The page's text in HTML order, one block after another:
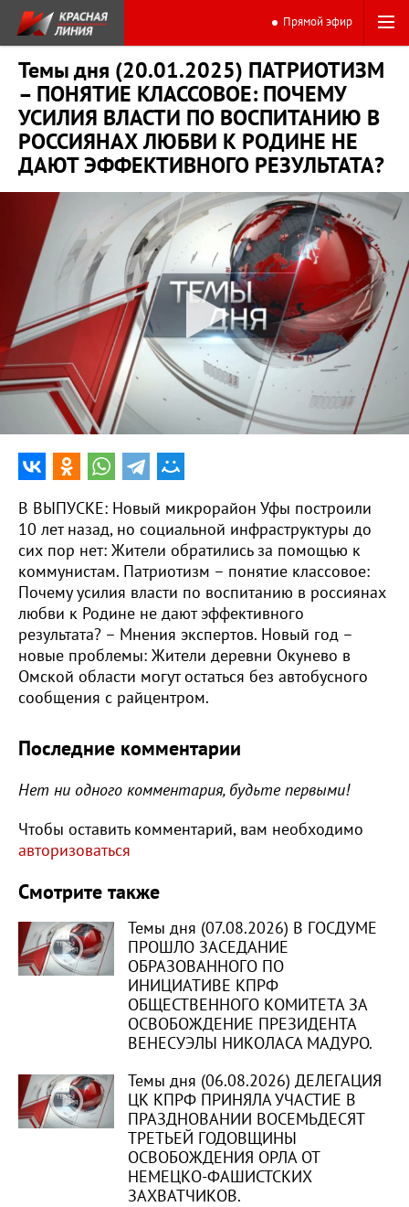
Прямой эфир
Темы дня (20.01.2025) ПАТРИОТИЗМ
– ПОНЯТИЕ КЛАССОВОЕ: ПОЧЕМУ
УСИЛИЯ ВЛАСТИ ПО ВОСПИТАНИЮ В
РОССИЯНАХ ЛЮБВИ К РОДИНЕ НЕ
ДАЮТ ЭФФЕКТИВНОГО РЕЗУЛЬТАТА?
0:00
В ВЫПУСКЕ: Новый микрорайон Уфы построили
10 лет назад, но социальной инфраструктуры до
сих пор нет: Жители обратились за помощью к
коммунистам. Патриотизм – понятие классовое:
Почему усилия власти по воспитанию в россиянах
любви к Родине не дают эффективного
результата? – Мнения экспертов. Новый год –
новые проблемы: Жители деревни Окунево в
Омской области могут остаться без автобусного
сообщения с райцентром.
Последние комментарии
Нет ни одного комментария, будьте первыми!
Чтобы оставить комментарий, вам необходимо
авторизоваться
Смотрите также
Темы дня (07.08.2026) В ГОСДУМЕ
ПРОШЛО ЗАСЕДАНИЕ
ОБРАЗОВАННОГО ПО
ИНИЦИАТИВЕ КПРФ
ОБЩЕСТВЕННОГО КОМИТЕТА ЗА
ОСВОБОЖДЕНИЕ ПРЕЗИДЕНТА
ВЕНЕСУЭЛЫ НИКОЛАСА МАДУРО.
Темы дня (06.08.2026) ДЕЛЕГАЦИЯ
ЦК КПРФ ПРИНЯЛА УЧАСТИЕ В
ПРАЗДНОВАНИИ ВОСЕМЬДЕСЯТ
ТРЕТЬЕЙ ГОДОВЩИНЫ
ОСВОБОЖДЕНИЯ ОРЛА ОТ
НЕМЕЦКО-ФАШИСТСКИХ
ЗАХВАТЧИКОВ.